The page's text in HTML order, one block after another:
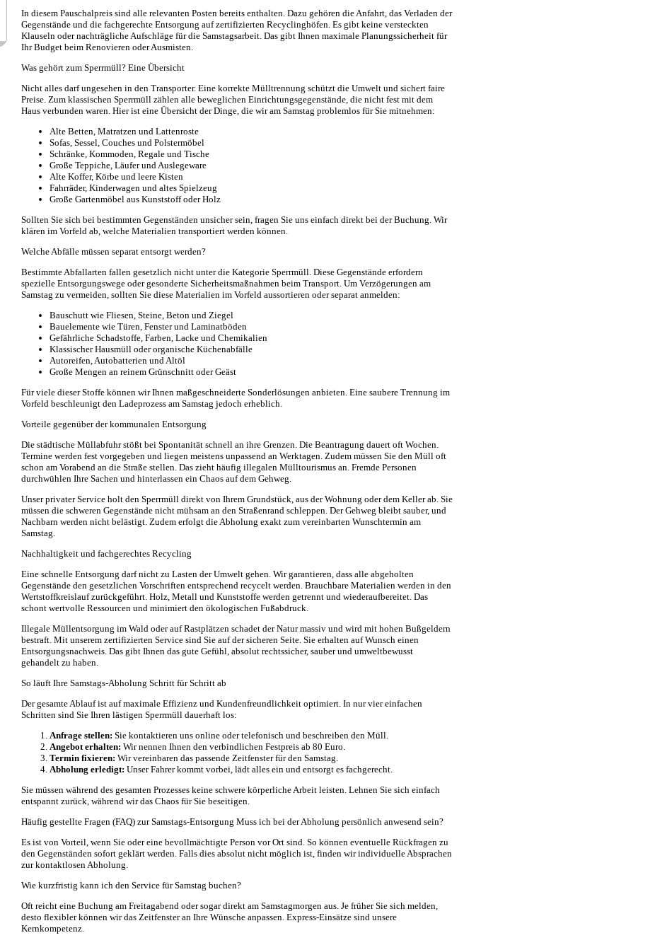
In diesem Pauschalpreis sind alle relevanten Posten bereits enthalten. Dazu gehören die Anfahrt, das Verladen der
Gegenstände und die fachgerechte Entsorgung auf zertifizierten Recyclinghöfen. Es gibt keine versteckten
Klauseln oder nachträgliche Aufschläge für die Samstagsarbeit. Das gibt Ihnen maximale Planungssicherheit für
Ihr Budget beim Renovieren oder Ausmisten.
Was gehört zum Sperrmüll? Eine Übersicht
Nicht alles darf ungesehen in den Transporter. Eine korrekte Mülltrennung schützt die Umwelt und sichert faire
Preise. Zum klassischen Sperrmüll zählen alle beweglichen Einrichtungsgegenstände, die nicht fest mit dem
Haus verbunden waren. Hier ist eine Übersicht der Dinge, die wir am Samstag problemlos für Sie mitnehmen:
Alte Betten, Matratzen und Lattenroste
Sofas, Sessel, Couches und Polstermöbel
Schränke, Kommoden, Regale und Tische
Große Teppiche, Läufer und Auslegeware
Alte Koffer, Körbe und leere Kisten
Fahrräder, Kinderwagen und altes Spielzeug
Große Gartenmöbel aus Kunststoff oder Holz
Sollten Sie sich bei bestimmten Gegenständen unsicher sein, fragen Sie uns einfach direkt bei der Buchung. Wir
klären im Vorfeld ab, welche Materialien transportiert werden können.
Welche Abfälle müssen separat entsorgt werden?
Bestimmte Abfallarten fallen gesetzlich nicht unter die Kategorie Sperrmüll. Diese Gegenstände erfordern
spezielle Entsorgungswege oder gesonderte Sicherheitsmaßnahmen beim Transport. Um Verzögerungen am
Samstag zu vermeiden, sollten Sie diese Materialien im Vorfeld aussortieren oder separat anmelden:
Bauschutt wie Fliesen, Steine, Beton und Ziegel
Bauelemente wie Türen, Fenster und Laminatböden
Gefährliche Schadstoffe, Farben, Lacke und Chemikalien
Klassischer Hausmüll oder organische Küchenabfälle
Autoreifen, Autobatterien und Altöl
Große Mengen an reinem Grünschnitt oder Geäst
Für viele dieser Stoffe können wir Ihnen maßgeschneiderte Sonderlösungen anbieten. Eine saubere Trennung im
Vorfeld beschleunigt den Ladeprozess am Samstag jedoch erheblich.
Vorteile gegenüber der kommunalen Entsorgung
Die städtische Müllabfuhr stößt bei Spontanität schnell an ihre Grenzen. Die Beantragung dauert oft Wochen.
Termine werden fest vorgegeben und liegen meistens unpassend an Werktagen. Zudem müssen Sie den Müll oft
schon am Vorabend an die Straße stellen. Das zieht häufig illegalen Mülltourismus an. Fremde Personen
durchwühlen Ihre Sachen und hinterlassen ein Chaos auf dem Gehweg.
Unser privater Service holt den Sperrmüll direkt von Ihrem Grundstück, aus der Wohnung oder dem Keller ab. Sie
müssen die schweren Gegenstände nicht mühsam an den Straßenrand schleppen. Der Gehweg bleibt sauber, und
Nachbarn werden nicht belästigt. Zudem erfolgt die Abholung exakt zum vereinbarten Wunschtermin am
Samstag.
Nachhaltigkeit und fachgerechtes Recycling
Eine schnelle Entsorgung darf nicht zu Lasten der Umwelt gehen. Wir garantieren, dass alle abgeholten
Gegenstände den gesetzlichen Vorschriften entsprechend recycelt werden. Brauchbare Materialien werden in den
Wertstoffkreislauf zurückgeführt. Holz, Metall und Kunststoffe werden getrennt und wiederaufbereitet. Das
schont wertvolle Ressourcen und minimiert den ökologischen Fußabdruck.
Illegale Müllentsorgung im Wald oder auf Rastplätzen schadet der Natur massiv und wird mit hohen Bußgeldern
bestraft. Mit unserem zertifizierten Service sind Sie auf der sicheren Seite. Sie erhalten auf Wunsch einen
Entsorgungsnachweis. Das gibt Ihnen das gute Gefühl, absolut rechtssicher, sauber und umweltbewusst
gehandelt zu haben.
So läuft Ihre Samstags-Abholung Schritt für Schritt ab
Der gesamte Ablauf ist auf maximale Effizienz und Kundenfreundlichkeit optimiert. In nur vier einfachen
Schritten sind Sie Ihren lästigen Sperrmüll dauerhaft los:
Anfrage stellen: Sie kontaktieren uns online oder telefonisch und beschreiben den Müll.
Angebot erhalten: Wir nennen Ihnen den verbindlichen Festpreis ab 80 Euro.
Termin fixieren: Wir vereinbaren das passende Zeitfenster für den Samstag.
Abholung erledigt: Unser Fahrer kommt vorbei, lädt alles ein und entsorgt es fachgerecht.
Sie müssen während des gesamten Prozesses keine schwere körperliche Arbeit leisten. Lehnen Sie sich einfach
entspannt zurück, während wir das Chaos für Sie beseitigen.
Häufig gestellte Fragen (FAQ) zur Samstags-Entsorgung Muss ich bei der Abholung persönlich anwesend sein?
Es ist von Vorteil, wenn Sie oder eine bevollmächtigte Person vor Ort sind. So können eventuelle Rückfragen zu
den Gegenständen sofort geklärt werden. Falls dies absolut nicht möglich ist, finden wir individuelle Absprachen
zur kontaktlosen Abholung.
Wie kurzfristig kann ich den Service für Samstag buchen?
Oft reicht eine Buchung am Freitagabend oder sogar direkt am Samstagmorgen aus. Je früher Sie sich melden,
desto flexibler können wir das Zeitfenster an Ihre Wünsche anpassen. Express-Einsätze sind unsere
Kernkompetenz.